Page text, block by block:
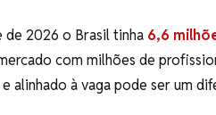
de 2026 o Brasil tinha 6,6
com milhões de
alinhado à vaga pode ser um